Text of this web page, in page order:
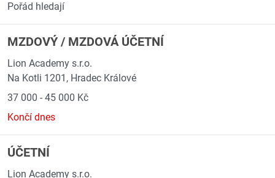
Pořád hledají
MZDOVÝ / MZDOVÁ ÚČETNÍ
Lion Academy s.r.o.
Na Kotli 1201, Hradec Králové
37 000 - 45 000 Kč
Končí dnes
ÚČETNÍ
Lion Academy s.r.o.